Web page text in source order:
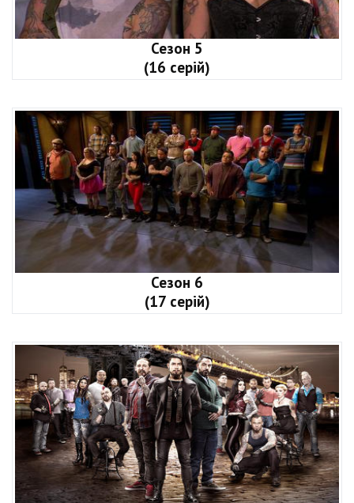
Сезон 5
(16 серій)
Сезон 6
(17 серій)